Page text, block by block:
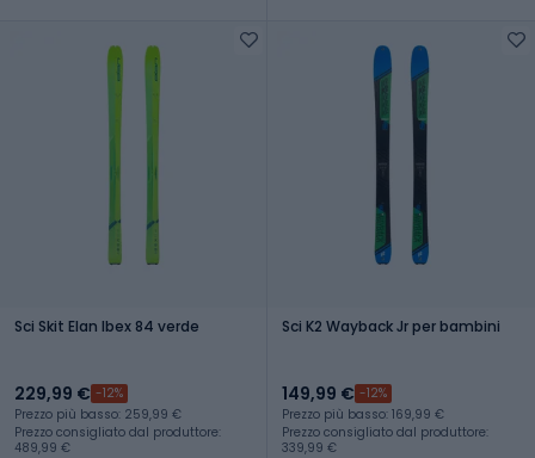
Sci Skit Elan Ibex 84 verde
229,99 € -12%
Prezzo più basso: 259,99 €
Prezzo consigliato dal produttore:
489,99 €
Sci K2 Wayback Jr per bambini
149,99 € -12%
Prezzo più basso: 169,99 €
Prezzo consigliato dal produttore:
339,99 €